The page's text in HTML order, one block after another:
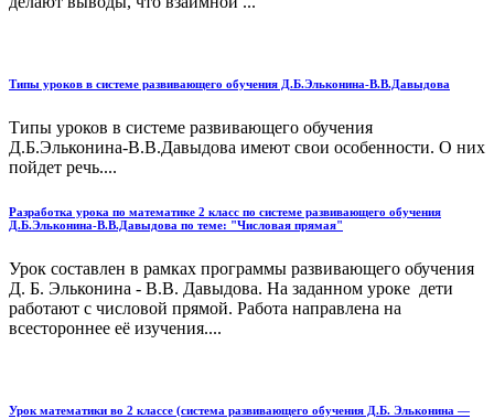
Типы уроков в системе развивающего обучения Д.Б.Эльконина-В.В.Давыдова
Типы уроков в системе развивающего обучения
Д.Б.Эльконина-В.В.Давыдова имеют свои особенности. О них
пойдет речь....
Разработка урока по математике 2 класс по системе развивающего обучения
Д.Б.Эльконина-В.В.Давыдова по теме: "Числовая прямая"
Урок составлен в рамках программы развивающего обучения
Д. Б. Эльконина - В.В. Давыдова. На заданном уроке дети
работают с числовой прямой. Работа направлена на
всестороннее её изучения....
Урок математики во 2 классе (система развивающего обучения Д.Б. Эльконина —